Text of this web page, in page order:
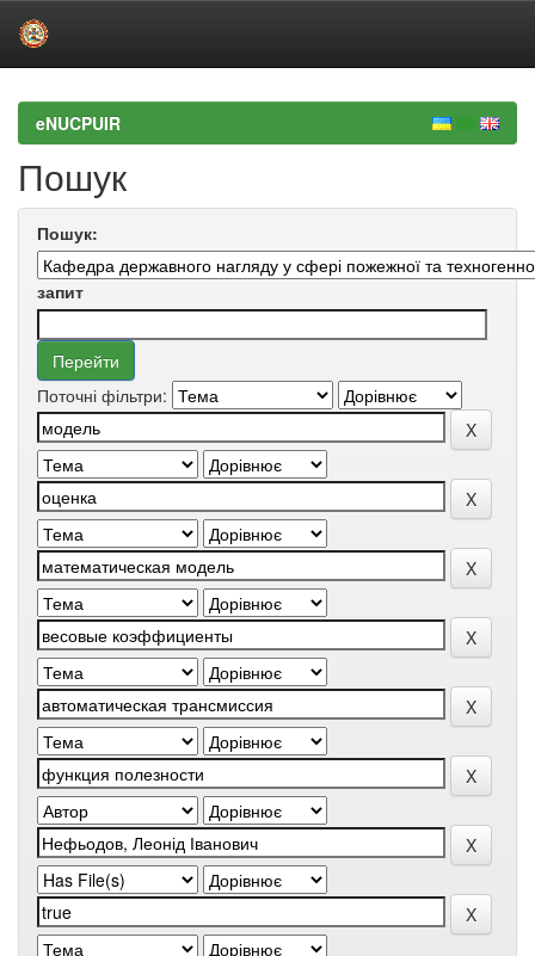
navigationeNUCPUIR
Пошук
Пошук:
запит
Поточні фільтри: